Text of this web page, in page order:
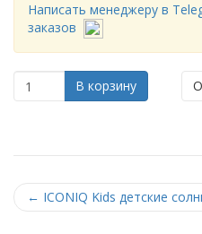
Написать менеджеру в
заказов
В корзину
← ICONIQ Kids детские